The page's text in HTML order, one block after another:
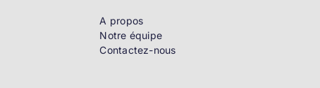
A propos
Notre équipe
Contactez-nous